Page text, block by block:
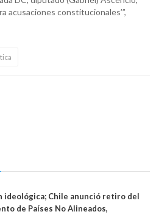
acusaciones constitucionales’”,
ideológica; Chile anunció retiro del
de Países No Alineados,